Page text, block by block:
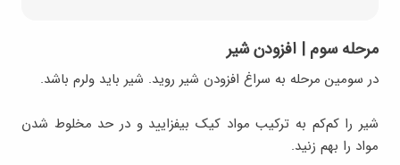
مرحله سوم | افزودن شیر
در سومین مرحله به سراغ افزودن شیر روید. شیر باید ولرم باشد.
شیر را کم‌کم به ترکیب مواد کیک بیفزایید و در حد مخلوط شدن
مواد را بهم زنید.